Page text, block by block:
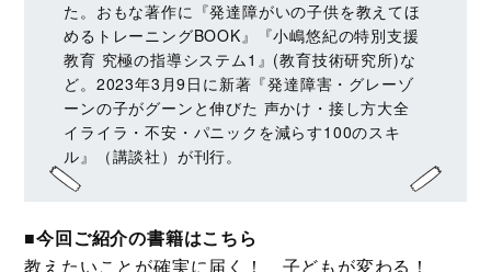
た。おもな著作に『発達障がいの子供を教えてほ
めるトレーニングBOOK』『小嶋悠紀の特別支援
教育 究極の指導システム1』(教育技術研究所)な
ど。2023年3月9日に新著『発達障害・グレーゾ
ーンの子がグーンと伸びた 声かけ・接し方大全
イライラ・不安・パニックを減らす100のスキ
ル』（講談社）が刊行。
■今回ご紹介の書籍はこちら
教えたいことが確実に届く！ 子どもが変わる！